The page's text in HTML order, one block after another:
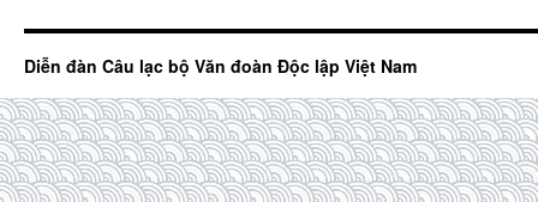
Diễn đàn Câu lạc bộ Văn đoàn Độc lập Việt Nam